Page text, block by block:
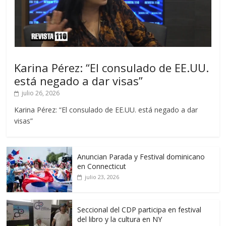
Karina Pérez: “El consulado de EE.UU.
está negado a dar visas”
julio 26, 2026
Karina Pérez: “El consulado de EE.UU. está negado a dar
visas”
Anuncian Parada y Festival dominicano
en Connecticut
julio 23, 2026
Seccional del CDP participa en festival
del libro y la cultura en NY